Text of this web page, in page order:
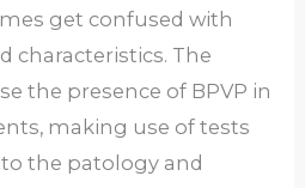
get confused with
characteristics. The
the presence of BPVP in
making use of tests
the patology and